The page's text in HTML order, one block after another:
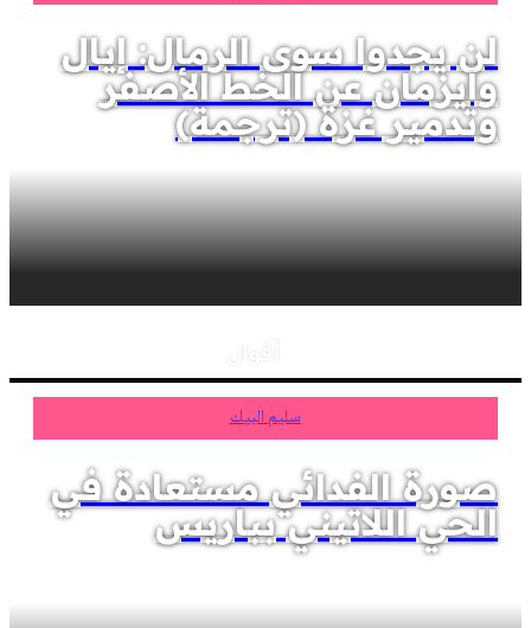
لن يجدوا سوى الرمال: إيال
وايزمان عن الخط الأصفر
وتدمير غزة (ترجمة)
سليم البيك
صورة الفدائي مستعادة في
الحي اللاتيني بباريس